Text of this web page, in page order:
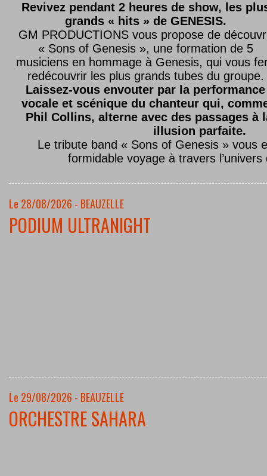
Revivez pendant 2 heures de show, les
grands « hits » de GENESIS.
GM PRODUCTIONS vous propose de
« Sons of Genesis », une formation de 5
musiciens en hommage à Genesis, qui vous
redécouvrir les plus grands tubes du groupe.
Laissez-vous envouter par la performance
vocale et scénique du chanteur qui,
Phil Collins, alterne avec des passages à
illusion parfaite.
Le tribute band « Sons of Genesis » vous
formidable voyage à travers l’univers
Le 28/08/2026 - BEAUZELLE
PODIUM ULTRANIGHT
Le 29/08/2026 - BEAUZELLE
ORCHESTRE SAHARA